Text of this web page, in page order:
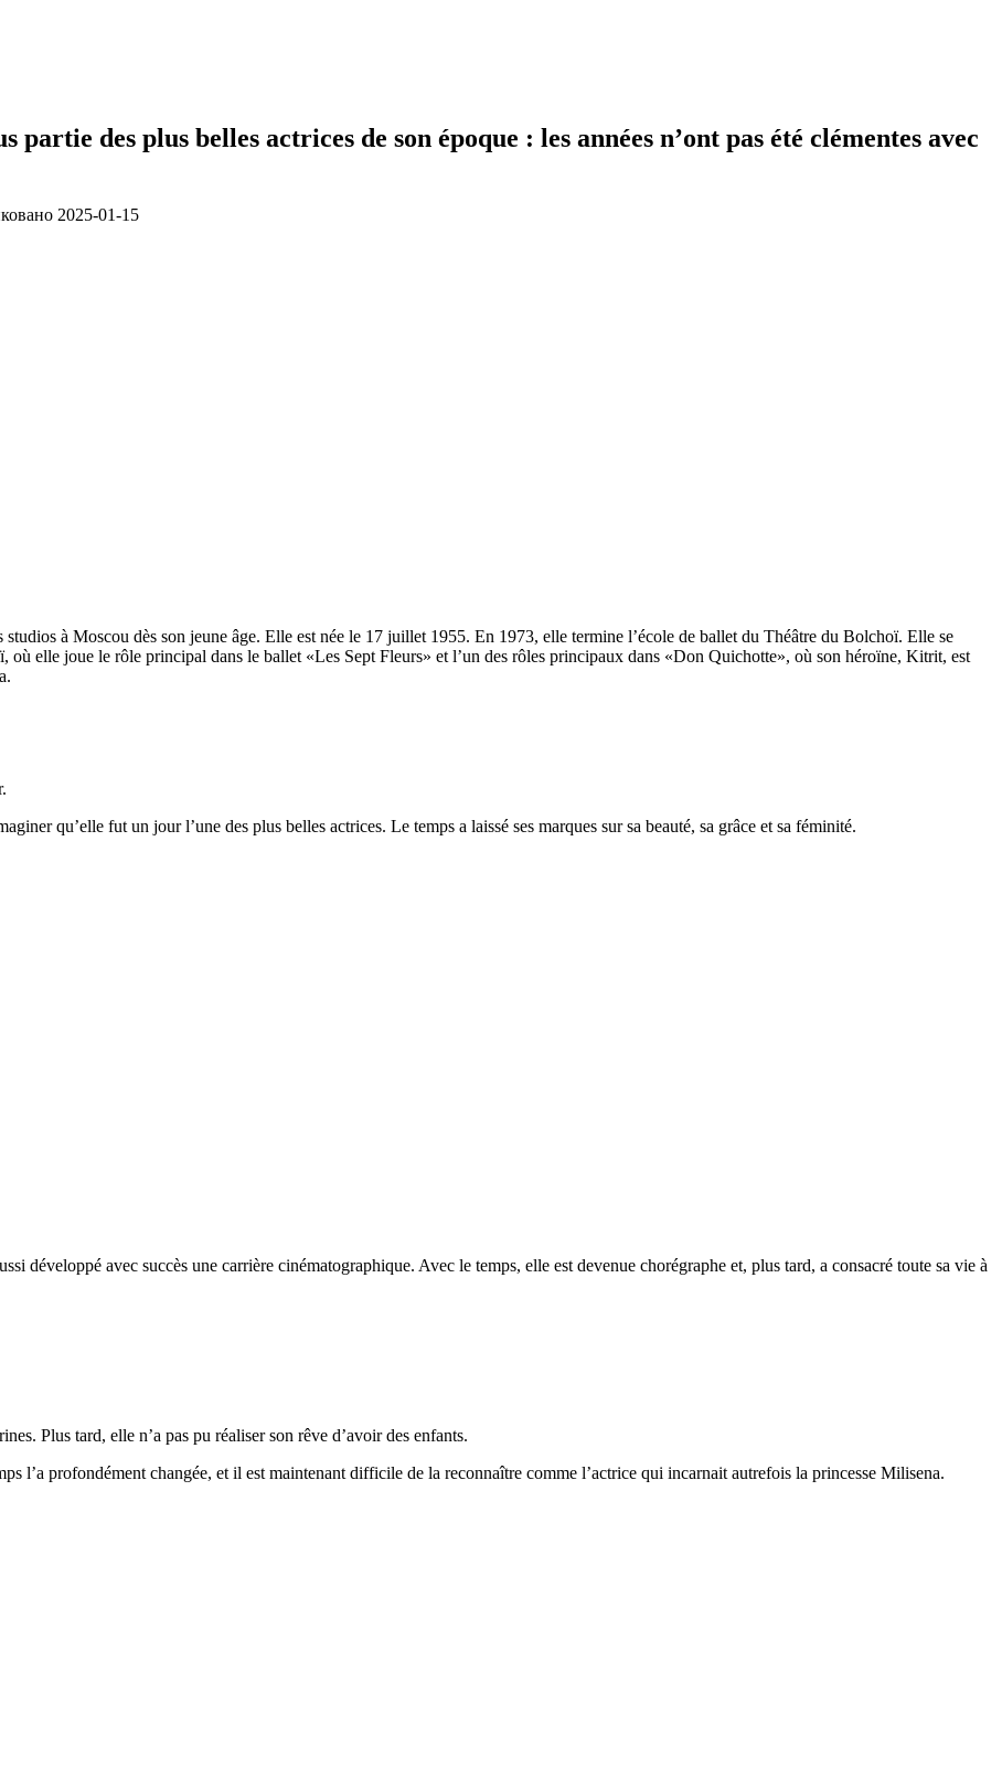
des plus belles actrices de son époque : les années n’ont pas été clémentes avec
2025-01-15
à Moscou dès son jeune âge. Elle est née le 17 juillet 1955. En 1973, elle termine l’école de ballet du Théâtre du Bolchoï. Elle se
elle joue le rôle principal dans le ballet «Les Sept Fleurs» et l’un des rôles principaux dans «Don Quichotte», où son héroïne, Kitrit, est
qu’elle fut un jour l’une des plus belles actrices. Le temps a laissé ses marques sur sa beauté, sa grâce et sa féminité.
développé avec succès une carrière cinématographique. Avec le temps, elle est devenue chorégraphe et, plus tard, a consacré toute sa vie à
Plus tard, elle n’a pas pu réaliser son rêve d’avoir des enfants.
l’a profondément changée, et il est maintenant difficile de la reconnaître comme l’actrice qui incarnait autrefois la princesse Milisena.